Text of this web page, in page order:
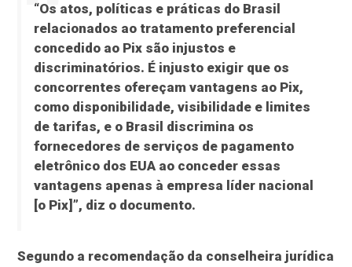
“Os atos, políticas e práticas do Brasil
relacionados ao tratamento preferencial
concedido ao Pix são injustos e
discriminatórios. É injusto exigir que os
concorrentes ofereçam vantagens ao Pix,
como disponibilidade, visibilidade e limites
de tarifas, e o Brasil discrimina os
fornecedores de serviços de pagamento
eletrônico dos EUA ao conceder essas
vantagens apenas à empresa líder nacional
[o Pix]”, diz o documento.
Segundo a recomendação da conselheira jurídica